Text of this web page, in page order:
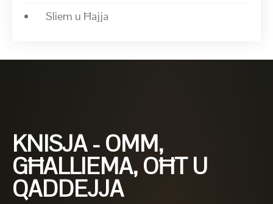
Sliem u Ħajja
KNISJA - OMM,
GĦALLIEMA, OĦT U
QADDEJJA